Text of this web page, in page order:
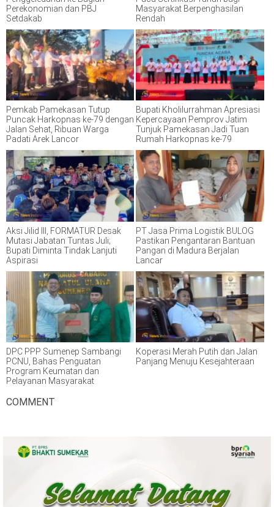
Perekonomian dan PBJ
Setdakab
Masyarakat Berpenghasilan
Rendah
Pemkab Pamekasan Tutup
Puncak Harkopnas ke-79 dengan
Jalan Sehat, Ribuan Warga
Padati Arek Lancor
Bupati Kholilurrahman Apresiasi
Kepercayaan Pemprov Jatim
Tunjuk Pamekasan Jadi Tuan
Rumah Harkopnas ke-79
Aksi Jilid III, FORMATUR Desak
Mutasi Jabatan Tuntas Juli;
Bupati Diminta Tindak Lanjuti
Aspirasi
PT Jasa Prima Logistik BULOG
Pastikan Pengantaran Bantuan
Pangan di Madura Berjalan
Lancar
DPC PPP Sumenep Sambangi
PCNU, Bahas Penguatan
Program Keumatan dan
Pelayanan Masyarakat
Koperasi Merah Putih dan Jalan
Panjang Menuju Kesejahteraan
COMMENT